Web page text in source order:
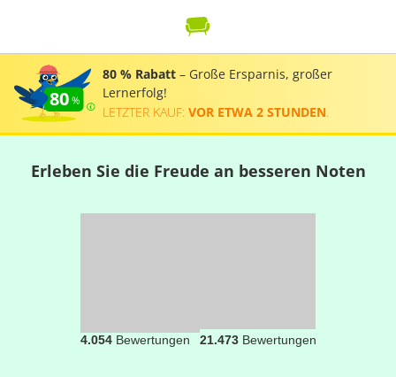
80
80 % Rabatt – Große Ersparnis, großer
Lernerfolg!
LETZTER KAUF: VOR ETWA 2 STUNDEN
Erleben Sie die Freude an besseren Noten
4.054Bewertungen 21.473Bewertungen